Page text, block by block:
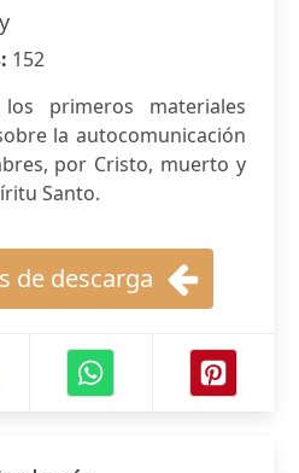
152
primeros materiales
la autocomunicación
por Cristo, muerto y
Santo.
de descarga